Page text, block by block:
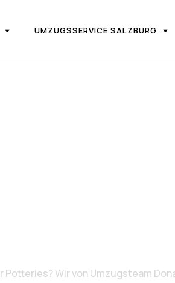
UMZUGSSERVICE SALZBURG
Wir von Umzugsteam